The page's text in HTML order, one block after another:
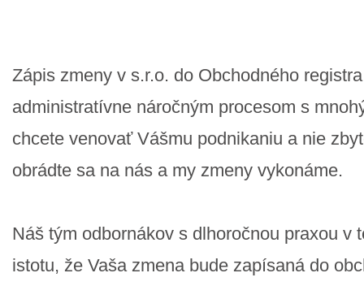
Zápis zmeny v s.r.o. do Obchodného
administratívne náročným procesom s
chcete venovať Vášmu podnikaniu a nie
obrádte sa na nás a my zmeny vykonáme.
Náš tým odbornákov s dlhoročnou praxou v
istotu, že Vaša zmena bude zapísaná do